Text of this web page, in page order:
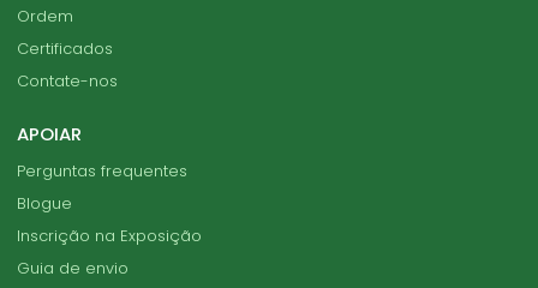
Ordem
Certificados
Contate-nos
APOIAR
Perguntas frequentes
Blogue
Inscrição na Exposição
Guia de envio